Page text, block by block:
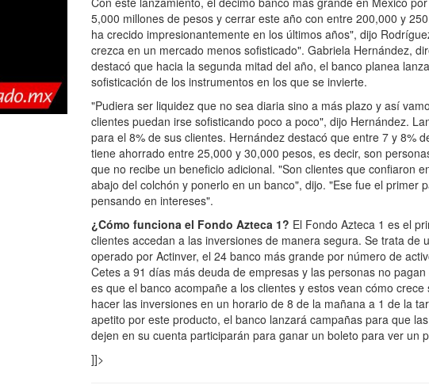
5,000 millones de pesos y cerrar este año con entre 200,000 y
ha crecido impresionantemente en los últimos años", dijo
crezca en un mercado menos sofisticado". Gabriela Hernández,
destacó que hacia la segunda mitad del año, el banco planea
sofisticación de los instrumentos en los que se invierte.
"Pudiera ser liquidez que no sea diaria sino a más plazo y así
clientes puedan irse sofisticando poco a poco", dijo Hernández.
para el 8% de sus clientes. Hernández destacó que entre 7 y 8%
tiene ahorrado entre 25,000 y 30,000 pesos, es decir, son
que no recibe un beneficio adicional. "Son clientes que confiaron
abajo del colchón y ponerlo en un banco", dijo. "Ese fue el primer
pensando en intereses".
¿Cómo funciona el Fondo Azteca 1? El Fondo Azteca 1 es el
clientes accedan a las inversiones de manera segura. Se trata de
operado por Actinver, el 24 banco más grande por número de
Cetes a 91 días más deuda de empresas y las personas no
es que el banco acompañe a los clientes y estos vean cómo
hacer las inversiones en un horario de 8 de la mañana a 1 de la
apetito por este producto, el banco lanzará campañas para que
dejen en su cuenta participarán para ganar un boleto para ver un
]]>